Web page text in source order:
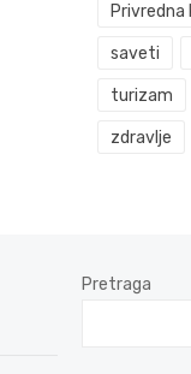
Privredna
saveti
turizam
zdravlje
Pretraga